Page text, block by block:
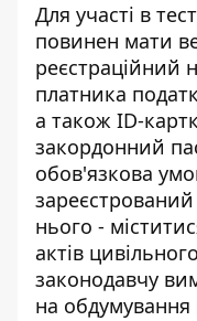
Для участі в
повинен мати
реєстраційний
платника
а також ID-
закордонний
обов'язкова
зареєстрований
нього -
актів
законодавчу
на обдумування